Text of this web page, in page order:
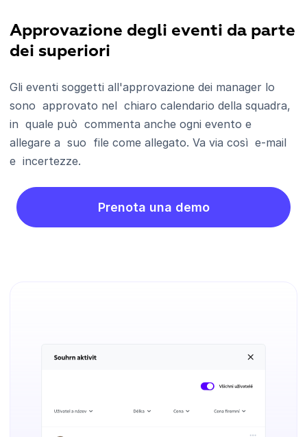
Approvazione degli eventi da parte
dei superiori
Gli eventi soggetti all'approvazione dei manager lo
sono approvato nel chiaro calendario della squadra,
in quale può commenta anche ogni evento e
allegare a suo file come allegato. Va via così e-mail
e incertezze.
Prenota una demo